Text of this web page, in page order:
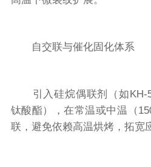
自交联与催化固化体系
引入硅烷偶联剂（如KH-
钛酸酯），在常温或中温（
联，避免依赖高温烘烤，拓宽